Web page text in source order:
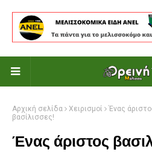
Αρχική σελίδα Χειρισμοί
Ένας
βασίλισσες!
Ένας άριστος